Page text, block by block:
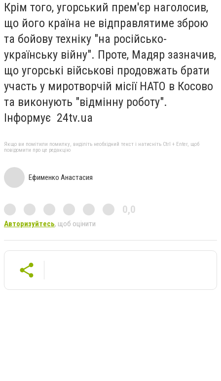
Крім того, угорський прем'єр наголосив,
що його країна не відправлятиме зброю
та бойову техніку "на російсько-
українську війну". Проте, Мадяр зазначив,
що угорські військові продовжать брати
участь у миротворчій місії НАТО в Косово
та виконують "відмінну роботу".
Інформує 24tv.ua
Якщо ви помітили помилку, виділіть необхідний текст і натисніть Ctrl + Enter, щоб
повідомити про це редакцію
Ефименко Анастасия
0,0
Авторизуйтесь, щоб оцінити